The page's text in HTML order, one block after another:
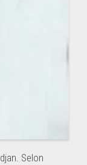
Selon